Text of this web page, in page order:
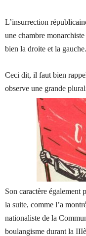
L’insurrection
une chambre
bien la droite et la gauche.
Ceci dit, il faut bien
observe une grande
Son caractère
la suite, comme l’a
nationaliste de la
boulangisme durant la